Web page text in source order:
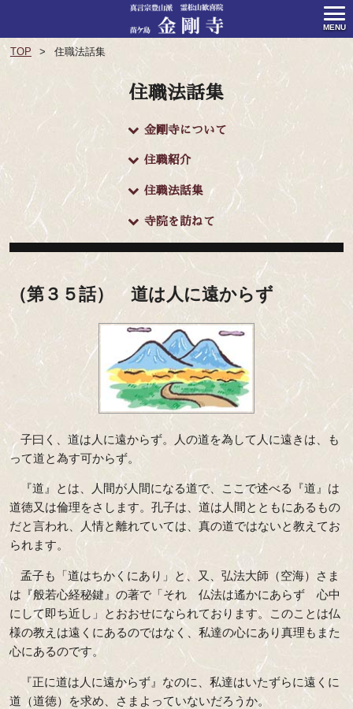
MENU
TOP 住職法話集
住職法話集
金剛寺について
住職紹介
住職法話集
寺院を訪ねて
（第３５話） 道は人に遠からず
子曰く、道は人に遠からず。人の道を為して人に遠きは、も
って道と為す可からず。
『道』とは、人間が人間になる道で、ここで述べる『道』は
道徳又は倫理をさします。孔子は、道は人間とともにあるもの
だと言われ、人情と離れていては、真の道ではないと教えてお
られます。
孟子も「道はちかくにあり」と、又、弘法大師（空海）さま
は『般若心経秘鍵』の著で「それ 仏法は遙かにあらず 心中
にして即ち近し」とおおせになられております。このことは仏
様の教えは遠くにあるのではなく、私達の心にあり真理もまた
心にあるのです。
『正に道は人に遠からず』なのに、私達はいたずらに遠くに
道（道徳）を求め、さまよっていないだろうか。